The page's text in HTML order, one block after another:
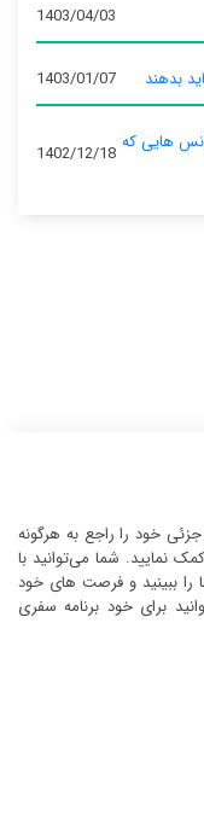
1403/04/03
بدهند 1403/01/07
هایی که 1402/12/18
خود را راجع به هرگونه
نمایید. شما می‌توانید با
را ببینید و فرصت های خود
برای خود برنامه سفری